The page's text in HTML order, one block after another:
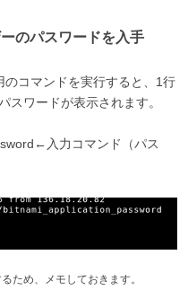
のパスワードを入手
コマンドを実行すると、1行
スワードが表示されます。
入力コマンド（パス
ため、メモしておきます。